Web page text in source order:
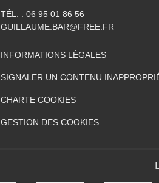
TÉL. : 06 95 01 86 56
GUILLAUME.BAR@FREE.FR
INFORMATIONS LÉGALES
SIGNALER UN CONTENU
CHARTE COOKIES
GESTION DES COOKIES